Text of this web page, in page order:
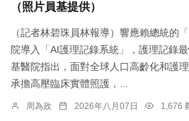
（照片員基提供）
（記者林碧珠員林報導）響應賴總統的
院導入「AI護理記錄系統」，護理記錄
基醫院指出，面對全球人口高齡化和護
承擔高壓臨床實體照護，...
周為政 2026年八月07日 1,676